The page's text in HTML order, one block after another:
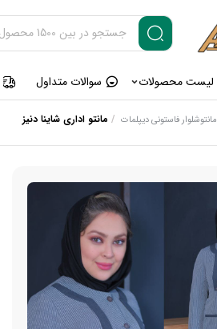
لیست محصولات سوالات متداول
مانتوشلوار فاستونی دیپلمات / مانتو اداری شاینا دنیز